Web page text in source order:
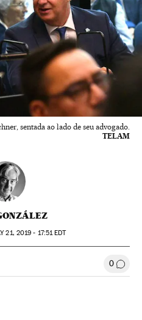
sentada ao lado de seu advogado.
TELAM
21, 2019 - 17:51EDT
Sociales 0